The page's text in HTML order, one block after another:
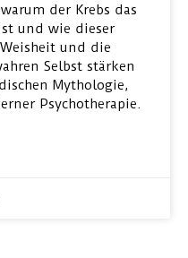
der Krebs das
und wie dieser
und die
Selbst stärken
Mythologie,
Psychotherapie.